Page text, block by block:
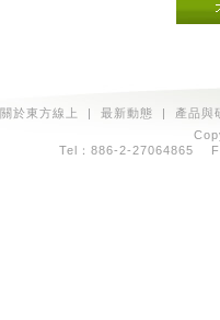
關於東方線上 | 最新動態 | 產品與
Tel：886-2-27064865